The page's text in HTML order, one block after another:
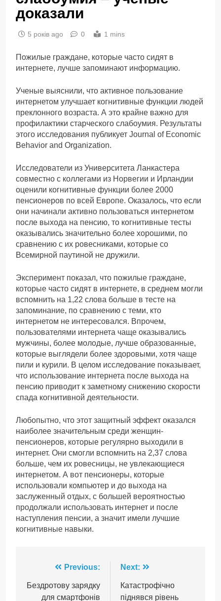
доказали
5 років ago 0 1 mins
Пожилые граждане, которые часто сидят в
интернете, лучше запоминают информацию.
Ученые выяснили, что активное пользование
интернетом улучшает когнитивные функции людей
преклонного возраста. А это крайне важно для
профилактики старческого слабоумия. Результаты
этого исследования публикует Journal of Economic
Behavior and Organization.
Исследователи из Университета Ланкастера
совместно с коллегами из Норвегии и Ирландии
оценили когнитивные функции более 2000
пенсионеров по всей Европе. Оказалось, что если
они начинали активно пользоваться интернетом
после выхода на пенсию, то когнитивные тесты
оказывались значительно более хорошими, по
сравнению с их ровесниками, которые со
Всемирной паутиной не дружили.
Эксперимент показал, что пожилые граждане,
которые часто сидят в интернете, в среднем могли
вспомнить на 1,22 слова больше в тесте на
запоминание, по сравнению с теми, кто
интернетом не интересовался. Впрочем,
пользователями интернета чаще оказывались
мужчины, более молодые, лучше образованные,
которые выглядели более здоровыми, хотя чаще
пили и курили. В целом исследование показывает,
что использование интернета после выхода на
пенсию приводит к заметному снижению скорости
спада когнитивной деятельности.
Любопытно, что этот защитный эффект оказался
наиболее значительным среди женщин-
пенсионеров, которые регулярно выходили в
интернет. Они смогли вспомнить на 2,37 слова
больше, чем их ровесницы, не увлекающиеся
интернетом. А вот пенсионеры, которые
использовали компьютер и до выхода на
заслуженный отдых, с большей вероятностью
продолжали использовать интернет и после
наступления пенсии, а значит имели лучшие
когнитивные навыки.
Навігація
записів
Previous:
Бездротову зарядку
для смартфонів
Next:
Катастрофічно
піднявся рівень